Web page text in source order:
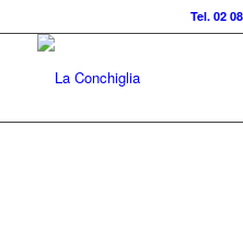
Tel. 02